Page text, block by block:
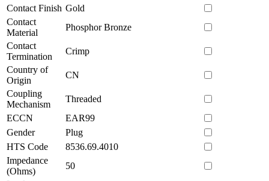
Contact Finish Gold
Contact
Material
Phosphor Bronze
Contact
Termination
Crimp
Country of
Origin
CN
Coupling
Mechanism
Threaded
ECCN
EAR99
Gender
Plug
HTS Code
8536.69.4010
Impedance
(Ohms)
50